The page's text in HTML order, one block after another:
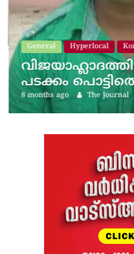
General Hyperlocal
പടക്കം
8 months ago The Journal